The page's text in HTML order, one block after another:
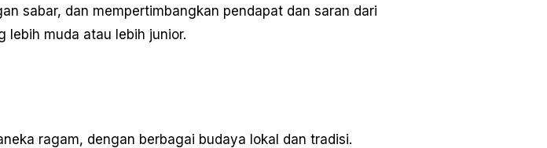
sabar, dan mempertimbangkan pendapat dan saran dari
lebih muda atau lebih junior.
ragam, dengan berbagai budaya lokal dan tradisi.